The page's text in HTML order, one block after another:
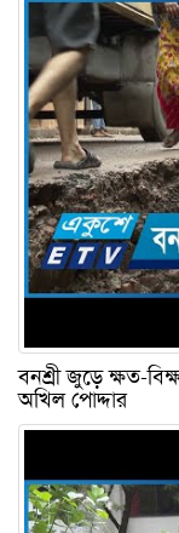
বনশ্রী জুড়ে ক্ষত-
অখিল পোদ্দার